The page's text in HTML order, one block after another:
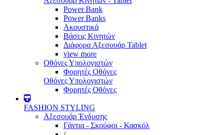
Power Bank
Power Banks
Ακουστικά
Βάσεις Κινητών
Διάφορα Αξεσουάρ Tablet
view more
Οθόνες Υπολογιστών
Φορητές Οθόνες
Οθόνες Υπολογιστών
Φορητές Οθόνες
FASHION STYLING
Αξεσουάρ Ένδυσης
Γάντια - Σκούφοι - Κασκόλ